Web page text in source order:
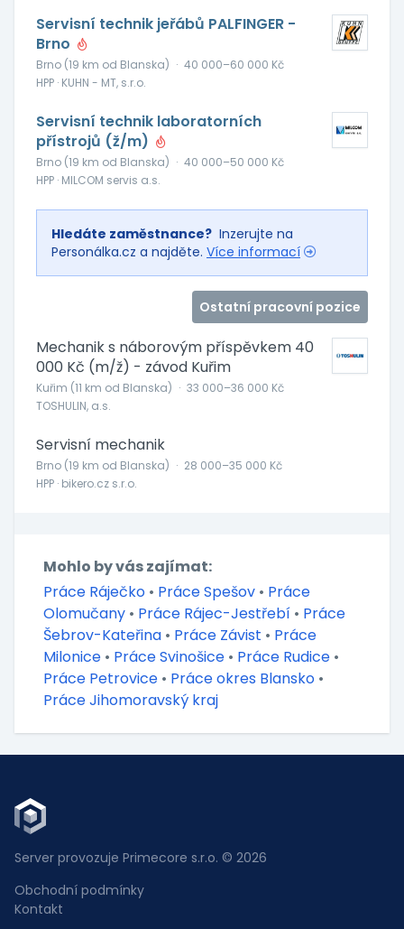
Servisní technik jeřábů PALFINGER -
Brno
Brno (19 km od Blanska) · 40 000–60 000 Kč
HPP · KUHN - MT, s.r.o.
Servisní technik laboratorních
přístrojů (ž/m)
Brno (19 km od Blanska) · 40 000–50 000 Kč
HPP · MILCOM servis a.s.
Hledáte zaměstnance? Inzerujte na
Personálka.cz a najděte. Více informací
Ostatní pracovní pozice
Mechanik s náborovým příspěvkem 40
000 Kč (m/ž) - závod Kuřim
Kuřim (11 km od Blanska) · 33 000–36 000 Kč
TOSHULIN, a.s.
Servisní mechanik
Brno (19 km od Blanska) · 28 000–35 000 Kč
HPP · bikero.cz s.r.o.
Mohlo by vás zajímat:
Práce Ráječko • Práce Spešov • Práce
Olomučany • Práce Rájec-Jestřebí • Práce
Šebrov-Kateřina • Práce Závist • Práce
Milonice • Práce Svinošice • Práce Rudice •
Práce Petrovice • Práce okres Blansko •
Práce Jihomoravský kraj
Server provozuje Primecore s.r.o. © 2026
Obchodní podmínky
Kontakt